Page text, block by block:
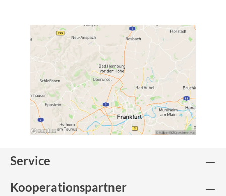
Service
Kooperationspartner